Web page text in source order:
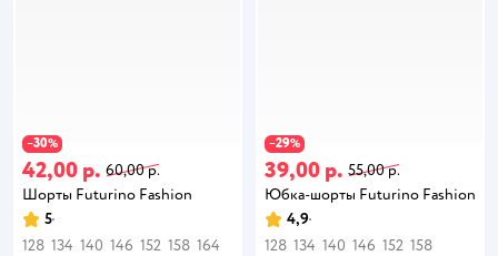
−30%
42,00 р. 60,00 р.
Шорты Futurino Fashion
5
128 134 140 146 152 158 164
−29%
39,00 р. 55,00 р.
Юбка-шорты Futurino Fashion
4,9
128 134 140 146 152 158